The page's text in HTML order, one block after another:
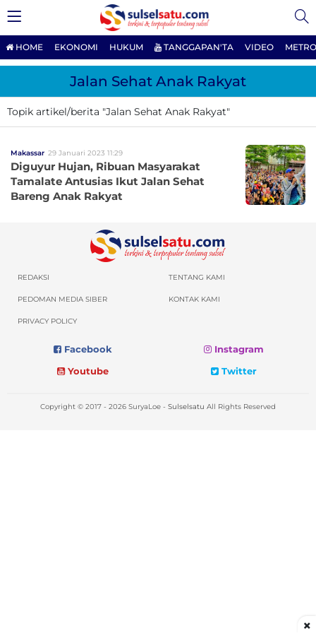
HOME EKONOMI HUKUM TANGGAPAN'TA VIDEO
Jalan Sehat Anak Rakyat
Topik artikel/berita "Jalan Sehat Anak Rakyat"
Makassar 29 Januari 2023 11:29
Diguyur Hujan, Ribuan Masyarakat
Tamalate Antusias Ikut Jalan Sehat
Bareng Anak Rakyat
REDAKSI TENTANG KAMI
PEDOMAN MEDIA SIBER KONTAK KAMI
PRIVACY POLICY
Facebook
Instagram
Youtube
Twitter
Copyright © 2017 - 2026 SuryaLoe - Sulselsatu All Rights Reserved
×